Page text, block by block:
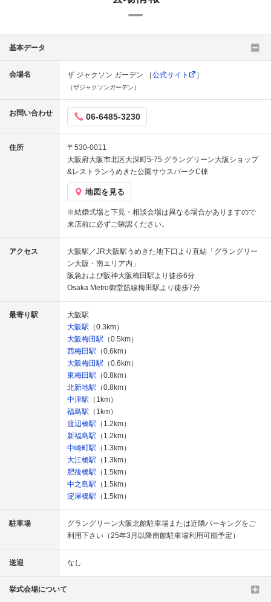
基本データ
会場名 ザ ジャクソン ガーデン ［公式サイト ］
（ザジャクソンガーデン）
お問い合わせ 06-6485-3230
住所
〒530-0011
大阪府大阪市北区大深町5-75 グラングリーン大阪ショップ
&レストランうめきた公園サウスパークC棟
地図を見る
※結婚式場と下見・相談会場は異なる場合がありますので
来店前に必ずご確認ください。
アクセス
大阪駅／JR大阪駅うめきた地下口より直結「グラングリー
ン大阪・南エリア内」
阪急および阪神大阪梅田駅より徒歩6分
Osaka Metro御堂筋線梅田駅より徒歩7分
最寄り駅
大阪駅
大阪駅 （0.3km）
大阪梅田駅 （0.5km）
西梅田駅 （0.6km）
大阪梅田駅 （0.6km）
東梅田駅 （0.8km）
北新地駅 （0.8km）
中津駅 （1km）
福島駅 （1km）
渡辺橋駅 （1.2km）
新福島駅 （1.2km）
中崎町駅 （1.3km）
大江橋駅 （1.3km）
肥後橋駅 （1.5km）
中之島駅 （1.5km）
淀屋橋駅 （1.5km）
駐車場
グラングリーン大阪北館駐車場または近隣パーキングをご
利用下さい（25年3月以降南館駐車場利用可能予定）
送迎 なし
挙式会場について